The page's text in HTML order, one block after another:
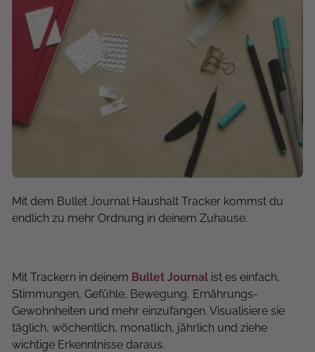
Mit dem Bullet Journal Haushalt Tracker kommst du
endlich zu mehr Ordnung in deinem Zuhause.
Mit Trackern in deinem Bullet Journal ist es einfach,
Stimmungen, Gefühle, Bewegung, Ernährungs-
Gewohnheiten und mehr einzufangen. Visualisiere sie
täglich, wöchentlich, monatlich, jährlich und ziehe
wichtige Erkenntnisse daraus.